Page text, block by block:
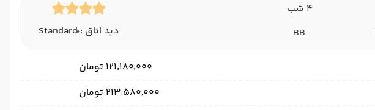
4 شب
BB
دید اتاق : ُStandard
۱۲۱٬۱۸۰٬۰۰۰ تومان
۲۱۳٬۵۸۰٬۰۰۰ تومان